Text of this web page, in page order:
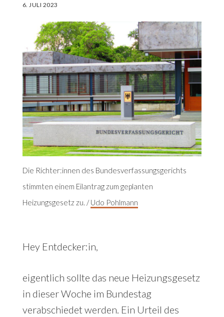
6. JULI 2023
Die Richter:innen des Bundesverfassungsgerichts
stimmten einem Eilantrag zum geplanten
Heizungsgesetz zu. /Udo Pohlmann
Hey Entdecker:in,
eigentlich sollte das neue Heizungsgesetz
in dieser Woche im Bundestag
verabschiedet werden. Ein Urteil des